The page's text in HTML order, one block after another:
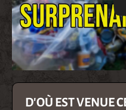
D'OÙ EST VENUE